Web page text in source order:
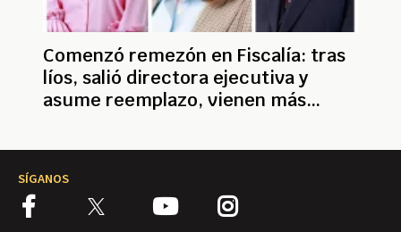
Comenzó remezón en Fiscalía: tras
líos, salió directora ejecutiva y
asume reemplazo, vienen más
SÍGANOS